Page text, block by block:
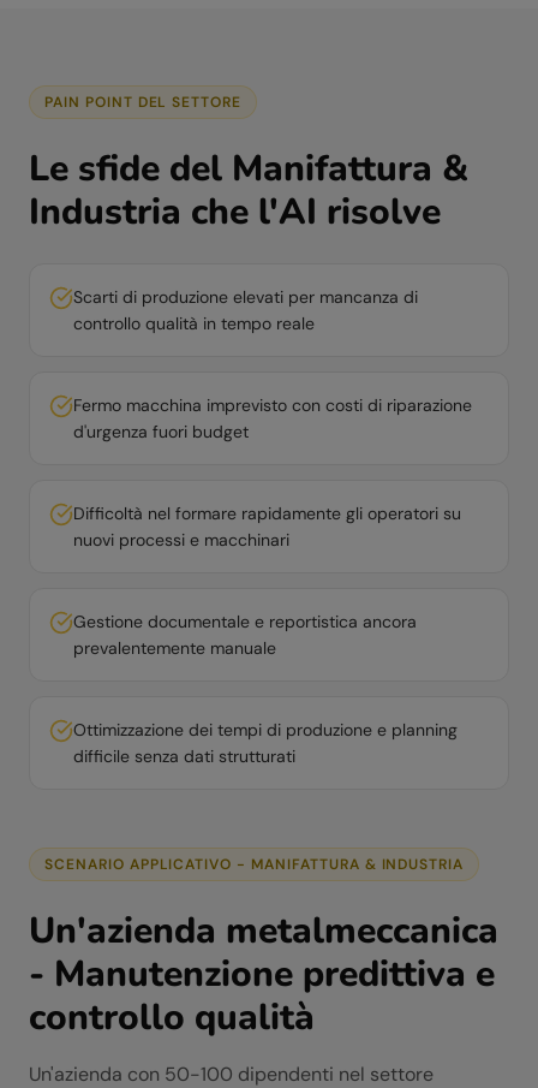
PAIN POINT DEL SETTORE
Le sfide del Manifattura &
Industria che l'AI risolve
Scarti di produzione elevati per mancanza di
controllo qualità in tempo reale
Fermo macchina imprevisto con costi di riparazione
d'urgenza fuori budget
Difficoltà nel formare rapidamente gli operatori su
nuovi processi e macchinari
Gestione documentale e reportistica ancora
prevalentemente manuale
Ottimizzazione dei tempi di produzione e planning
difficile senza dati strutturati
SCENARIO APPLICATIVO - MANIFATTURA & INDUSTRIA
Un'azienda metalmeccanica
- Manutenzione predittiva e
controllo qualità
Un'azienda con 50-100 dipendenti nel settore